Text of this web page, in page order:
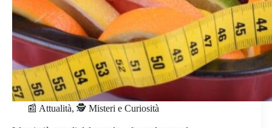
📰 Attualità, 🕵️ Misteri e Curiosità